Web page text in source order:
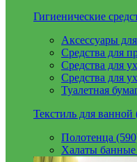
Гигиенические
Аксессуары
Средства для
Средства для
Средства для
Туалетная
Текстиль для ванной
Полотенца
Халаты